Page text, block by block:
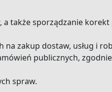
także sporządzanie
zakup dostaw, usług i
publicznych,
spraw.